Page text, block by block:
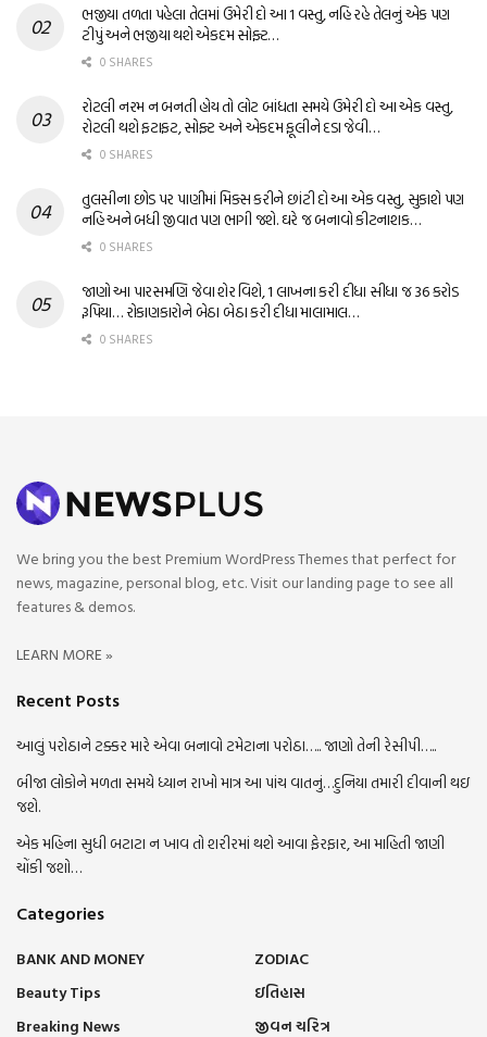
ભજીયા તળતા પહેલા તેલમાં ઉમેરી દો આ 1 વસ્તુ, નહિ રહે તેલનું એક પણ
ટીપું અને ભજીયા થશે એકદમ સોફ્ટ…
0 SHARES
રોટલી નરમ ન બનતી હોય તો લોટ બાંધતા સમયે ઉમેરી દો આ એક વસ્તુ,
રોટલી થશે ફટાફટ, સોફ્ટ અને એકદમ ફૂલીને દડા જેવી…
0 SHARES
તુલસીના છોડ પર પાણીમાં મિક્સ કરીને છાંટી દો આ એક વસ્તુ, સુકાશે પણ
નહિ અને બધી જીવાત પણ ભાગી જશે. ઘરે જ બનાવો કીટનાશક…
0 SHARES
જાણો આ પારસમણિ જેવા શેર વિશે, 1 લાખના કરી દીધા સીધા જ 36 કરોડ
રૂપિયા… રોકાણકારોને બેઠા બેઠા કરી દીધા માલામાલ…
0 SHARES
We bring you the best Premium WordPress Themes that perfect for
news, magazine, personal blog, etc. Visit our landing page to see all
features & demos.
LEARN MORE »
Recent Posts
આલું પરોઠાને ટક્કર મારે એવા બનાવો ટમેટાના પરોઠા….. જાણો તેની રેસીપી…..
બીજા લોકોને મળતા સમયે ધ્યાન રાખો માત્ર આ પાંચ વાતનું…દુનિયા તમારી દીવાની થઇ
જશે.
એક મહિના સુધી બટાટા ન ખાવ તો શરીરમાં થશે આવા ફેરફાર, આ માહિતી જાણી
ચોંકી જશો…
Categories
BANK AND MONEY
Beauty Tips
Breaking News
ZODIAC
ઇતિહાસ
જીવન ચરિત્ર